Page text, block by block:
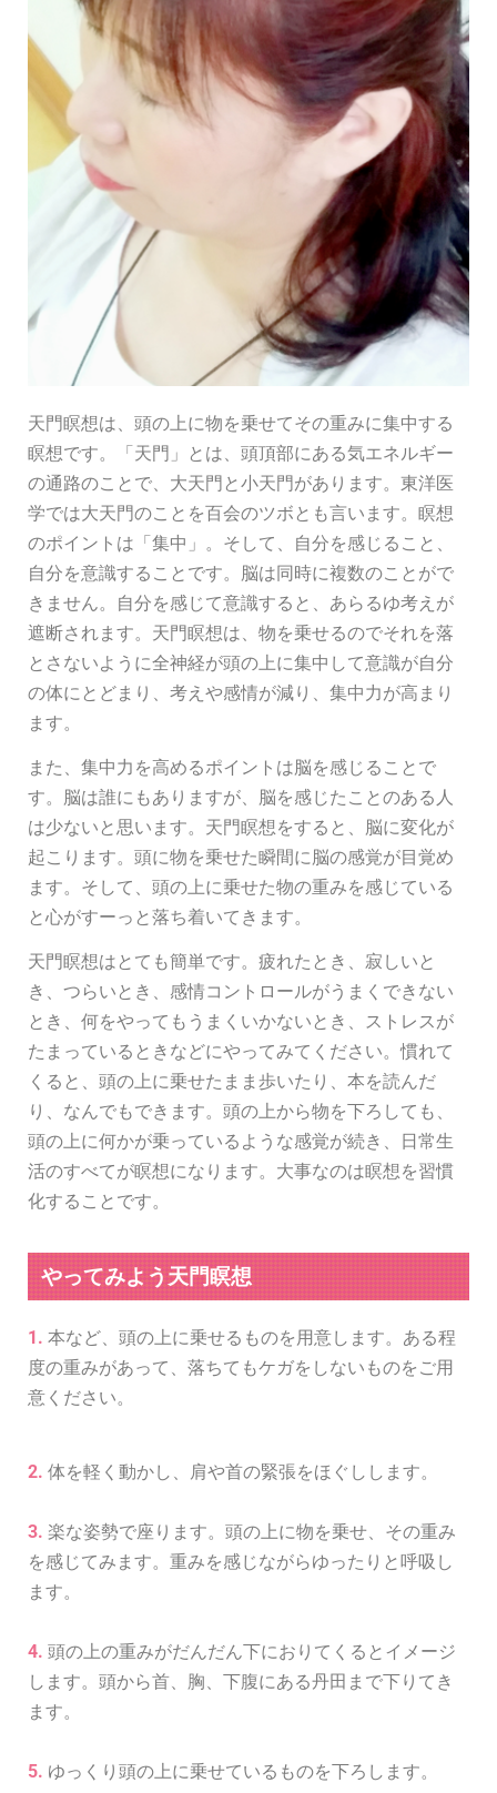
天門瞑想は、頭の上に物を乗せてその重みに集中する
瞑想です。「天門」とは、頭頂部にある気エネルギー
の通路のことで、大天門と小天門があります。東洋医
学では大天門のことを百会のツボとも言います。瞑想
のポイントは「集中」。そして、自分を感じること、
自分を意識することです。脳は同時に複数のことがで
きません。自分を感じて意識すると、あらるゆ考えが
遮断されます。天門瞑想は、物を乗せるのでそれを落
とさないように全神経が頭の上に集中して意識が自分
の体にとどまり、考えや感情が減り、集中力が高まり
ます。
また、集中力を高めるポイントは脳を感じることで
す。脳は誰にもありますが、脳を感じたことのある人
は少ないと思います。天門瞑想をすると、脳に変化が
起こります。頭に物を乗せた瞬間に脳の感覚が目覚め
ます。そして、頭の上に乗せた物の重みを感じている
と心がすーっと落ち着いてきます。
天門瞑想はとても簡単です。疲れたとき、寂しいと
き、つらいとき、感情コントロールがうまくできない
とき、何をやってもうまくいかないとき、ストレスが
たまっているときなどにやってみてください。慣れて
くると、頭の上に乗せたまま歩いたり、本を読んだ
り、なんでもできます。頭の上から物を下ろしても、
頭の上に何かが乗っているような感覚が続き、日常生
活のすべてが瞑想になります。大事なのは瞑想を習慣
化することです。
やってみよう天門瞑想
1. 本など、頭の上に乗せるものを用意します。ある程
度の重みがあって、落ちてもケガをしないものをご用
意ください。
2. 体を軽く動かし、肩や首の緊張をほぐしします。
3. 楽な姿勢で座ります。頭の上に物を乗せ、その重み
を感じてみます。重みを感じながらゆったりと呼吸し
ます。
4. 頭の上の重みがだんだん下におりてくるとイメージ
します。頭から首、胸、下腹にある丹田まで下りてき
ます。
5. ゆっくり頭の上に乗せているものを下ろします。